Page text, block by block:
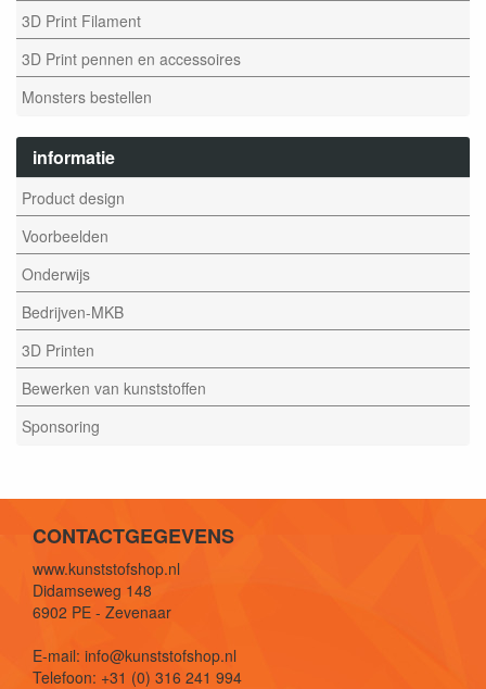
3D Print Filament
3D Print pennen en accessoires
Monsters bestellen
informatie
Product design
Voorbeelden
Onderwijs
Bedrijven-MKB
3D Printen
Bewerken van kunststoffen
Sponsoring
CONTACTGEGEVENS
www.kunststofshop.nl
Didamseweg 148
6902 PE - Zevenaar
E-mail: info@kunststofshop.nl
Telefoon: +31 (0) 316 241 994